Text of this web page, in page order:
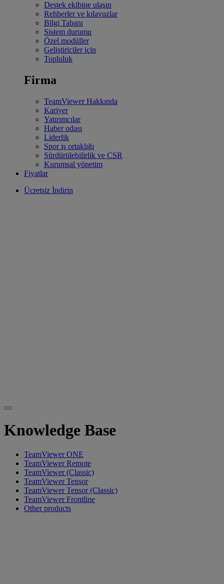
Destek ekibine ulaşın
Rehberler ve kılavuzlar
Bilgi Tabanı
Sistem durumu
Özel modüller
Geliştiriciler için
Topluluk
Firma
TeamViewer Hakkında
Kariyer
Yatırımcılar
Haber odası
Liderlik
Spor iş ortaklığı
Sürdürülebilirlik ve CSR
Kurumsal yönetim
Fiyatlar
Ücretsiz İndirin
Knowledge Base
TeamViewer ONE
TeamViewer Remote
TeamViewer (Classic)
TeamViewer Tensor
TeamViewer Tensor (Classic)
TeamViewer Frontline
Other products